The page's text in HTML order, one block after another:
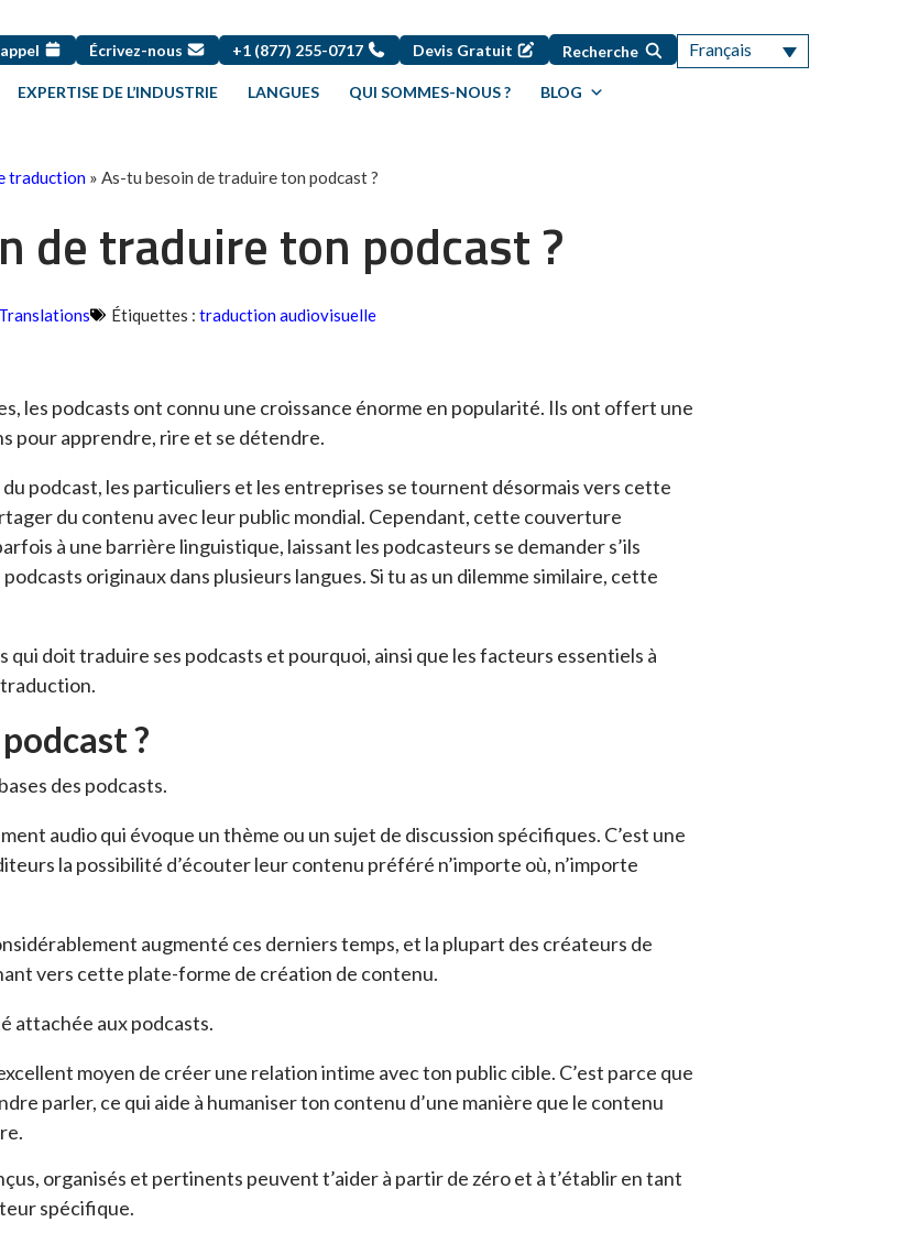
Écrivez-nous +1 (877) 255-0717 Devis Gratuit Recherche Français
EXPERTISE DE L’INDUSTRIE LANGUES QUI SOMMES-NOUS ? BLOG
traduction » As-tu besoin de traduire ton podcast ?
de traduire ton podcast ?
Étiquettes : traduction audiovisuelle
les podcasts ont connu une croissance énorme en popularité. Ils ont offert une
pour apprendre, rire et se détendre.
podcast, les particuliers et les entreprises se tournent désormais vers cette
du contenu avec leur public mondial. Cependant, cette couverture
à une barrière linguistique, laissant les podcasteurs se demander s’ils
originaux dans plusieurs langues. Si tu as un dilemme similaire, cette
qui doit traduire ses podcasts et pourquoi, ainsi que les facteurs essentiels à
?
des podcasts.
audio qui évoque un thème ou un sujet de discussion spécifiques. C’est une
la possibilité d’écouter leur contenu préféré n’importe où, n’importe
augmenté ces derniers temps, et la plupart des créateurs de
vers cette plate-forme de création de contenu.
attachée aux podcasts.
moyen de créer une relation intime avec ton public cible. C’est parce que
parler, ce qui aide à humaniser ton contenu d’une manière que le contenu
organisés et pertinents peuvent t’aider à partir de zéro et à t’établir en tant
spécifique.